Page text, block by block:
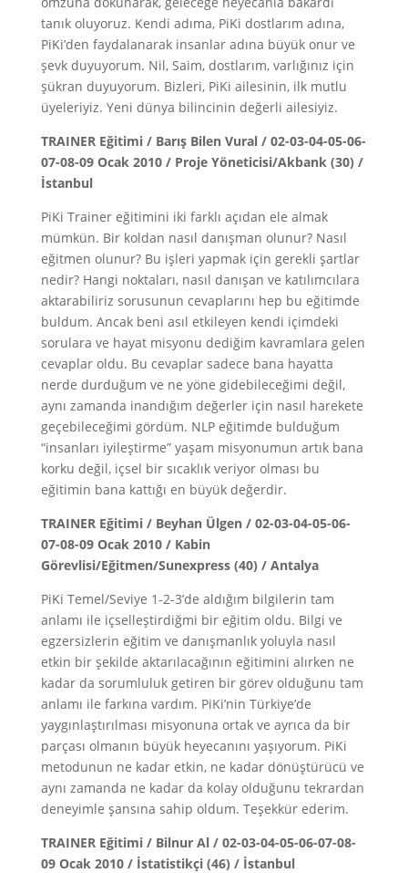
tanık oluyoruz. Kendi adıma, PiKi dostlarım adına,
PiKi’den faydalanarak insanlar adına büyük onur ve
şevk duyuyorum. Nil, Saim, dostlarım, varlığınız için
şükran duyuyorum. Bizleri, PiKi ailesinin, ilk mutlu
üyeleriyiz. Yeni dünya bilincinin değerli ailesiyiz.
TRAINER Eğitimi / Barış Bilen Vural / 02-03-04-05-06-
07-08-09 Ocak 2010 / Proje Yöneticisi/Akbank (30) /
İstanbul
PiKi Trainer eğitimini iki farklı açıdan ele almak
mümkün. Bir koldan nasıl danışman olunur? Nasıl
eğitmen olunur? Bu işleri yapmak için gerekli şartlar
nedir? Hangi noktaları, nasıl danışan ve katılımcılara
aktarabiliriz sorusunun cevaplarını hep bu eğitimde
buldum. Ancak beni asıl etkileyen kendi içimdeki
sorulara ve hayat misyonu dediğim kavramlara gelen
cevaplar oldu. Bu cevaplar sadece bana hayatta
nerde durduğum ve ne yöne gidebileceğimi değil,
aynı zamanda inandığım değerler için nasıl harekete
geçebileceğimi gördüm. NLP eğitimde bulduğum
“insanları iyileştirme” yaşam misyonumun artık bana
korku değil, içsel bir sıcaklık veriyor olması bu
eğitimin bana kattığı en büyük değerdir.
TRAINER Eğitimi / Beyhan Ülgen / 02-03-04-05-06-
07-08-09 Ocak 2010 / Kabin
Görevlisi/Eğitmen/Sunexpress (40) / Antalya
PiKi Temel/Seviye 1-2-3’de aldığım bilgilerin tam
anlamı ile içselleştirdiğmi bir eğitim oldu. Bilgi ve
egzersizlerin eğitim ve danışmanlık yoluyla nasıl
etkin bir şekilde aktarılacağının eğitimini alırken ne
kadar da sorumluluk getiren bir görev olduğunu tam
anlamı ile farkına vardım. PiKi’nin Türkiye’de
yaygınlaştırılması misyonuna ortak ve ayrıca da bir
parçası olmanın büyük heyecanını yaşıyorum. PiKi
metodunun ne kadar etkin, ne kadar dönüştürücü ve
aynı zamanda ne kadar da kolay olduğunu tekrardan
deneyimle şansına sahip oldum. Teşekkür ederim.
TRAINER Eğitimi / Bilnur Al / 02-03-04-05-06-07-08-
09 Ocak 2010 / İstatistikçi (46) / İstanbul